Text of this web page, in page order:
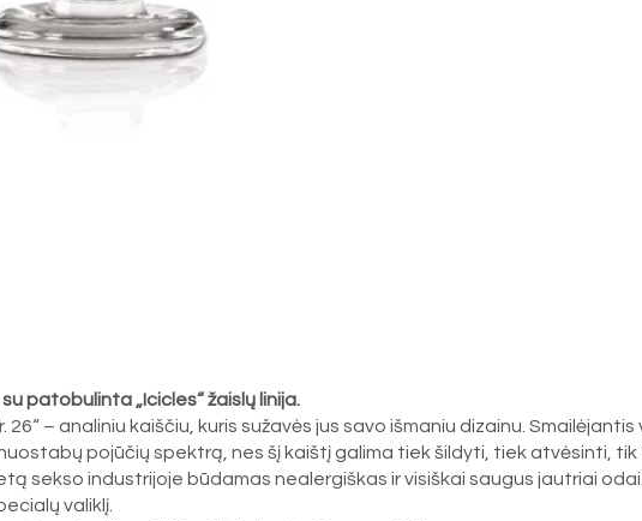
patobulinta „Icicles“ žaislų linija.
26“ – analiniu kaiščiu, kuris sužavės jus savo išmaniu dizainu.
pojūčių spektrą, nes šį kaištį galima tiek šildyti, tiek atvėsinti,
sekso industrijoje būdamas nealergiškas ir visiškai saugus jautriai
valiklį.